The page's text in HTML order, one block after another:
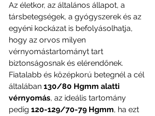
Az életkor, az általános állapot, a
társbetegségek, a gyógyszerek és az
egyéni kockázat is befolyásolhatja,
hogy az orvos milyen
vérnyomástartományt tart
biztonságosnak és elérendőnek.
Fiatalabb és középkorú betegnél a cél
általában 130/80 Hgmm alatti
vérnyomás, az ideális tartomány
pedig 120-129/70-79 Hgmm, ha ezt